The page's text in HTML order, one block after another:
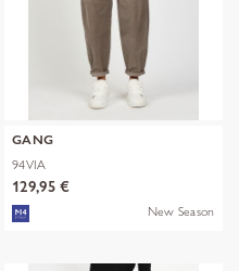
GANG
94VIA
129,95 €
New Season